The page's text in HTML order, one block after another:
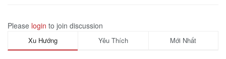
Please login to join discussion
Xu Hướng Yêu Thích Mới Nhất